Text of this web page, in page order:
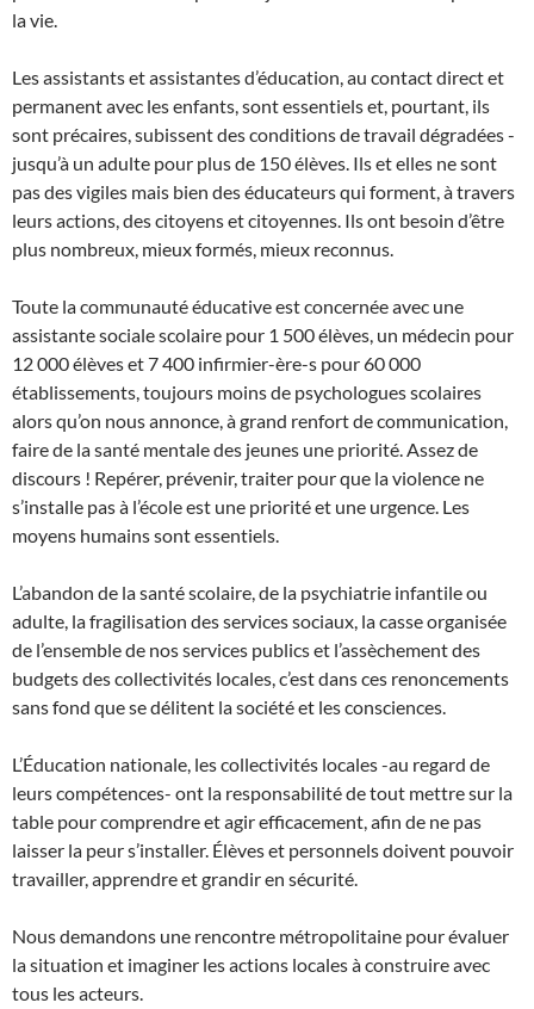
la vie.
Les assistants et assistantes d’éducation, au contact direct et
permanent avec les enfants, sont essentiels et, pourtant, ils
sont précaires, subissent des conditions de travail dégradées -
jusqu’à un adulte pour plus de 150 élèves. Ils et elles ne sont
pas des vigiles mais bien des éducateurs qui forment, à travers
leurs actions, des citoyens et citoyennes. Ils ont besoin d’être
plus nombreux, mieux formés, mieux reconnus.
Toute la communauté éducative est concernée avec une
assistante sociale scolaire pour 1 500 élèves, un médecin pour
12 000 élèves et 7 400 infirmier-ère-s pour 60 000
établissements, toujours moins de psychologues scolaires
alors qu’on nous annonce, à grand renfort de communication,
faire de la santé mentale des jeunes une priorité. Assez de
discours ! Repérer, prévenir, traiter pour que la violence ne
s’installe pas à l’école est une priorité et une urgence. Les
moyens humains sont essentiels.
L’abandon de la santé scolaire, de la psychiatrie infantile ou
adulte, la fragilisation des services sociaux, la casse organisée
de l’ensemble de nos services publics et l’assèchement des
budgets des collectivités locales, c’est dans ces renoncements
sans fond que se délitent la société et les consciences.
L’Éducation nationale, les collectivités locales -au regard de
leurs compétences- ont la responsabilité de tout mettre sur la
table pour comprendre et agir efficacement, afin de ne pas
laisser la peur s’installer. Élèves et personnels doivent pouvoir
travailler, apprendre et grandir en sécurité.
Nous demandons une rencontre métropolitaine pour évaluer
la situation et imaginer les actions locales à construire avec
tous les acteurs.